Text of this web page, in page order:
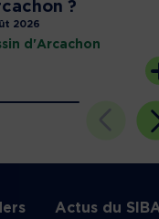
?
2026
d'Arcachon
Actus du